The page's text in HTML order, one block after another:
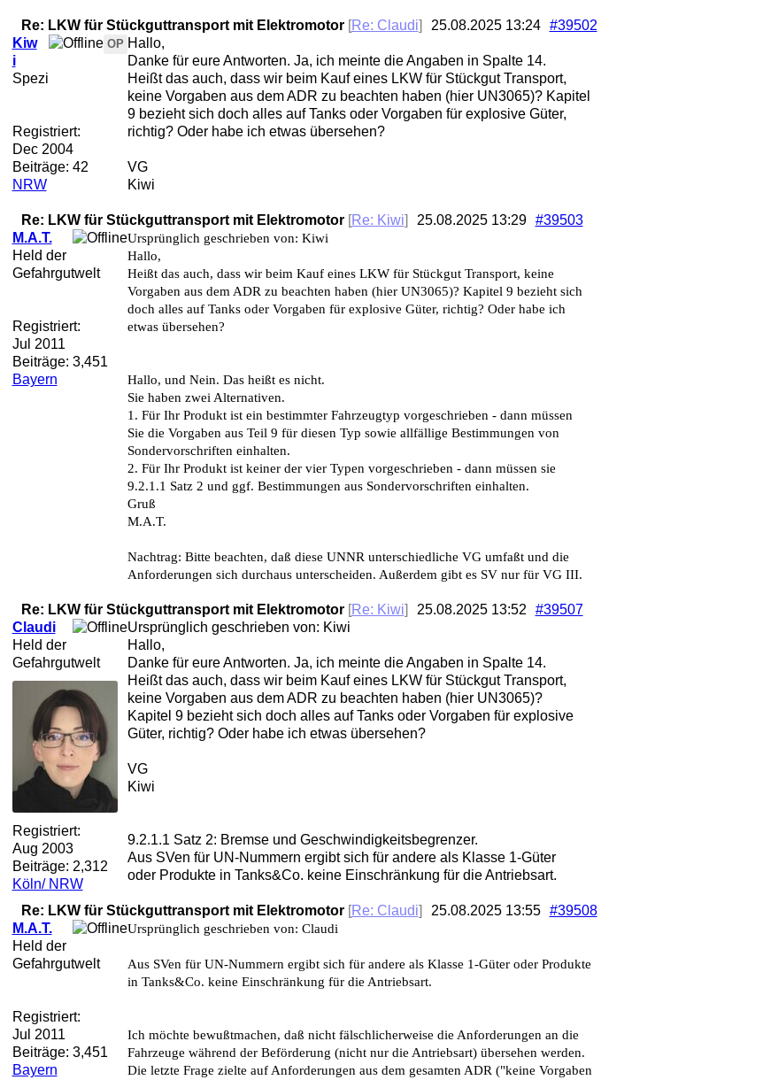
Re: LKW für Stückguttransport mit Elektromotor [Re: Claudi] #39502
25.08.2025 13:24
OP
Kiw
i
Spezi
Registriert:
Dec 2004
Beiträge: 42
NRW
Hallo,
Danke für eure Antworten. Ja, ich meinte die Angaben in Spalte 14.
Heißt das auch, dass wir beim Kauf eines LKW für Stückgut Transport,
keine Vorgaben aus dem ADR zu beachten haben (hier UN3065)? Kapitel
9 bezieht sich doch alles auf Tanks oder Vorgaben für explosive Güter,
richtig? Oder habe ich etwas übersehen?
VG
Kiwi
Re: LKW für Stückguttransport mit Elektromotor [Re: Kiwi] #39503
25.08.2025 13:29
M.A.T.
Held der
Gefahrgutwelt
Registriert:
Jul 2011
Beiträge: 3,451
Bayern
Ursprünglich geschrieben von: Kiwi
Hallo,
Heißt das auch, dass wir beim Kauf eines LKW für Stückgut Transport, keine
Vorgaben aus dem ADR zu beachten haben (hier UN3065)? Kapitel 9 bezieht sich
doch alles auf Tanks oder Vorgaben für explosive Güter, richtig? Oder habe ich
etwas übersehen?
Hallo, und Nein. Das heißt es nicht.
Sie haben zwei Alternativen.
1. Für Ihr Produkt ist ein bestimmter Fahrzeugtyp vorgeschrieben - dann müssen
Sie die Vorgaben aus Teil 9 für diesen Typ sowie allfällige Bestimmungen von
Sondervorschriften einhalten.
2. Für Ihr Produkt ist keiner der vier Typen vorgeschrieben - dann müssen sie
9.2.1.1 Satz 2 und ggf. Bestimmungen aus Sondervorschriften einhalten.
Gruß
M.A.T.
Nachtrag: Bitte beachten, daß diese UNNR unterschiedliche VG umfaßt und die
Anforderungen sich durchaus unterscheiden. Außerdem gibt es SV nur für VG III.
Re: LKW für Stückguttransport mit Elektromotor [Re: Kiwi] #39507
25.08.2025 13:52
Claudi
Held der
Gefahrgutwelt
Registriert:
Aug 2003
Beiträge: 2,312
Köln/ NRW
Ursprünglich geschrieben von: Kiwi
Hallo,
Danke für eure Antworten. Ja, ich meinte die Angaben in Spalte 14.
Heißt das auch, dass wir beim Kauf eines LKW für Stückgut Transport,
keine Vorgaben aus dem ADR zu beachten haben (hier UN3065)?
Kapitel 9 bezieht sich doch alles auf Tanks oder Vorgaben für explosive
Güter, richtig? Oder habe ich etwas übersehen?
VG
Kiwi
9.2.1.1 Satz 2: Bremse und Geschwindigkeitsbegrenzer.
Aus SVen für UN-Nummern ergibt sich für andere als Klasse 1-Güter
oder Produkte in Tanks&Co. keine Einschränkung für die Antriebsart.
Re: LKW für Stückguttransport mit Elektromotor [Re: Claudi] #39508
25.08.2025 13:55
M.A.T.
Held der
Gefahrgutwelt
Registriert:
Jul 2011
Beiträge: 3,451
Bayern
Ursprünglich geschrieben von: Claudi
Aus SVen für UN-Nummern ergibt sich für andere als Klasse 1-Güter oder Produkte
in Tanks&Co. keine Einschränkung für die Antriebsart.
Ich möchte bewußtmachen, daß nicht fälschlicherweise die Anforderungen an die
Fahrzeuge während der Beförderung (nicht nur die Antriebsart) übersehen werden.
Die letzte Frage zielte auf Anforderungen aus dem gesamten ADR ("keine Vorgaben